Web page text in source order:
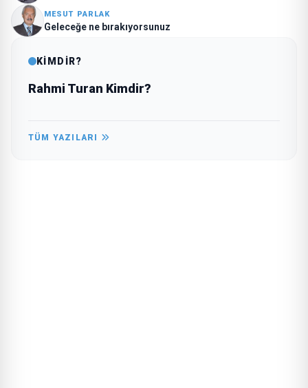
MESUT PARLAK
Geleceğe ne bırakıyorsunuz
KİMDİR?
Rahmi Turan Kimdir?
TÜM YAZILARI